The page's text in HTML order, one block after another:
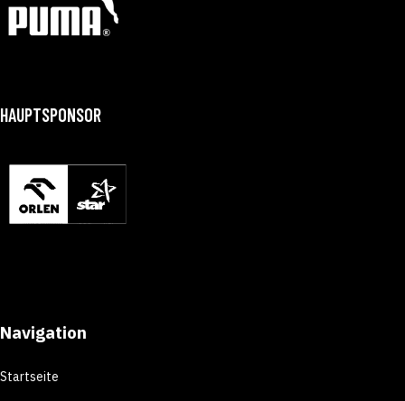
HAUPTSPONSOR
Navigation
Startseite